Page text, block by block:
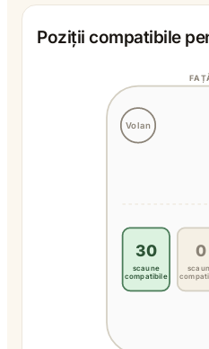
Poziții compatibile
Volan
30
scaune
compatibile
0